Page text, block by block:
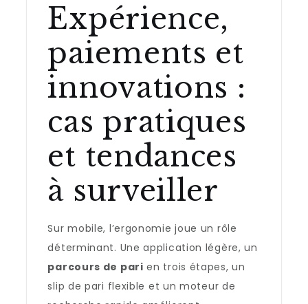
Expérience,
paiements et
innovations :
cas pratiques
et tendances
à surveiller
Sur mobile, l’ergonomie joue un rôle
déterminant. Une application légère, un
parcours de pari en trois étapes, un
slip de pari flexible et un moteur de